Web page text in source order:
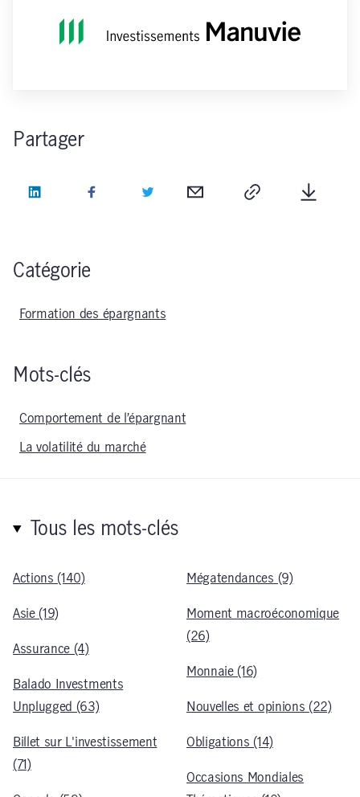
Partager
LinkedIn Facebook Twitter Courriel
Catégorie
Formation des épargnants
Mots-clés
Comportement de l’épargnant
La volatilité du marché
Tous les mots-clés
Actions (140)
Asie (19)
Assurance (4)
Balado Investments
Unplugged (63)
Billet sur L'investissement
(71)
Mégatendances (9)
Moment macroéconomique
(26)
Monnaie (16)
Nouvelles et opinions (22)
Obligations (14)
Occasions Mondiales